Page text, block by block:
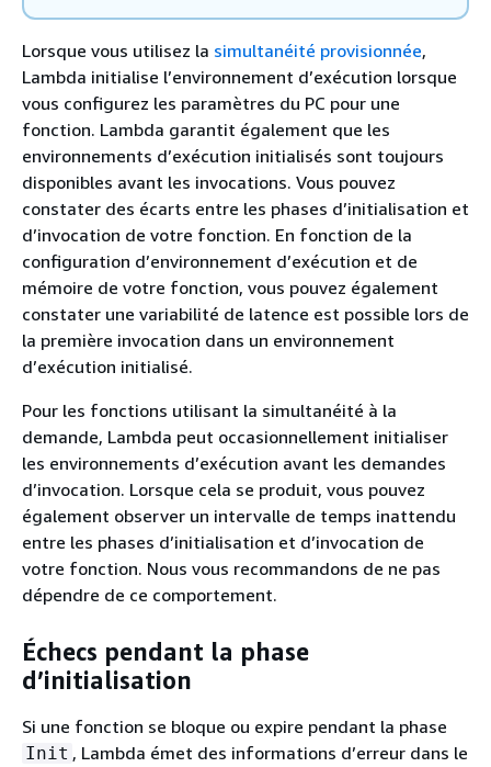
Lorsque vous utilisez la simultanéité provisionnée,
Lambda initialise l’environnement d’exécution lorsque
vous configurez les paramètres du PC pour une
fonction. Lambda garantit également que les
environnements d’exécution initialisés sont toujours
disponibles avant les invocations. Vous pouvez
constater des écarts entre les phases d’initialisation et
d’invocation de votre fonction. En fonction de la
configuration d’environnement d’exécution et de
mémoire de votre fonction, vous pouvez également
constater une variabilité de latence est possible lors de
la première invocation dans un environnement
d’exécution initialisé.
Pour les fonctions utilisant la simultanéité à la
demande, Lambda peut occasionnellement initialiser
les environnements d’exécution avant les demandes
d’invocation. Lorsque cela se produit, vous pouvez
également observer un intervalle de temps inattendu
entre les phases d’initialisation et d’invocation de
votre fonction. Nous vous recommandons de ne pas
dépendre de ce comportement.
Échecs pendant la phase
d’initialisation
Si une fonction se bloque ou expire pendant la phase
Init , Lambda émet des informations d’erreur dans le